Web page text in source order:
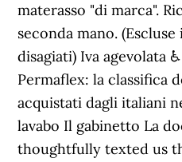
materasso "di marca".
seconda mano.
disagiati) Iva agevolata
Permaflex: la classifica
acquistati dagli italiani
lavabo Il gabinetto La
thoughtfully texted us